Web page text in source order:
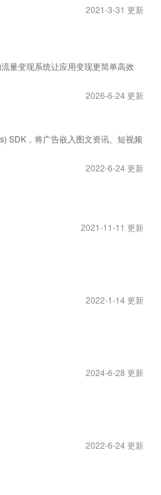
2021-3-31 更新
量变现系统让应用变现更简单高效
2026-6-24 更新
SDK，将广告嵌入图文资讯、短视频
2022-6-24 更新
2021-11-11 更新
2022-1-14 更新
2024-6-28 更新
2022-6-24 更新